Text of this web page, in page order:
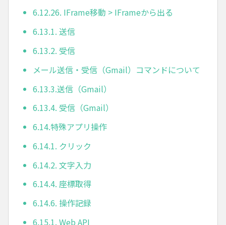
6.12.26. IFrame移動 > IFrameから出る
6.13.1. 送信
6.13.2. 受信
メール送信・受信（Gmail）コマンドについて
6.13.3.送信（Gmail）
6.13.4. 受信（Gmail）
6.14.特殊アプリ操作
6.14.1. クリック
6.14.2. 文字入力
6.14.4. 座標取得
6.14.6. 操作記録
6.15.1. Web API